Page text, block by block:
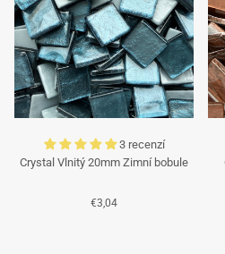
3 recenzí
Crystal Vlnitý 20mm Zimní bobule
€3,04